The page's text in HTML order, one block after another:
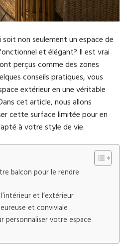
soit non seulement un espace de
et élégant? Il est vrai
perçus comme des zones
conseils pratiques, vous
extérieur en une véritable
cet article, nous allons
cette surface limitée pour en
à votre style de vie.
balcon pour le rendre
et l’extérieur
et conviviale
personnaliser votre espace